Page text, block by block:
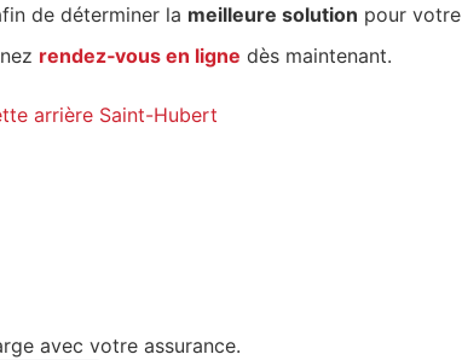
de déterminer la meilleure solution pour votre
rendez‑vous en ligne dès maintenant.
avec votre assurance.